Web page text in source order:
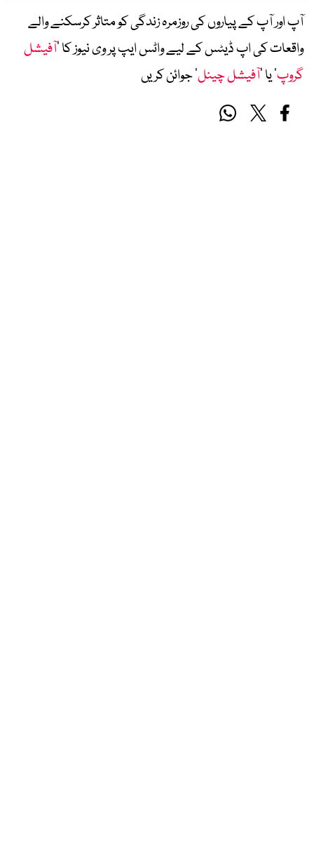
آپ اور آپ کے پیاروں کی روزمرہ زندگی کو متاثر کرسکنے والے
واقعات کی اپ ڈیٹس کے لیے واٹس ایپ پر وی نیوز کا ’آفیشل
گروپ‘ یا ’آفیشل چینل‘ جوائن کریں